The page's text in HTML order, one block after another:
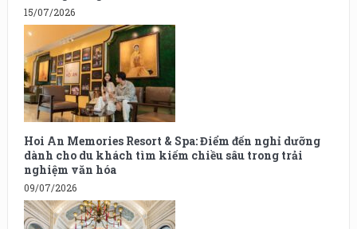
15/07/2026
Hoi An Memories Resort & Spa: Điểm đến nghỉ dưỡng
dành cho du khách tìm kiếm chiều sâu trong trải
nghiệm văn hóa
09/07/2026